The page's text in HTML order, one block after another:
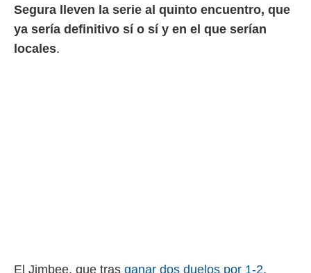
sitio
Puedes
Segura lleven la serie al quinto encuentro, que
ya sería definitivo sí o sí y en el que serían
locales.
El Jimbee, que tras ganar dos duelos por 1-2,